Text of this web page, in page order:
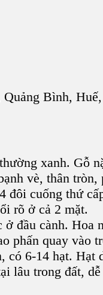
Bình,
xanh. Gỗ
vè, thân tròn,
đôi cuống thứ
rõ ở cả 2 mặt.
đầu cành. Hoa
phấn quay vào
6-14 hạt. Hạt
lâu trong đất,